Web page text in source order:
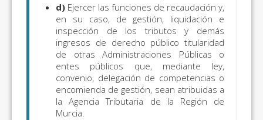
d) Ejercer las funciones de recaudación y,
en su caso, de gestión, liquidación e
inspección de los tributos y demás
ingresos de derecho público titularidad
de otras Administraciones Públicas o
entes públicos que, mediante ley,
convenio, delegación de competencias o
encomienda de gestión, sean atribuidas a
la Agencia Tributaria de la Región de
Murcia.